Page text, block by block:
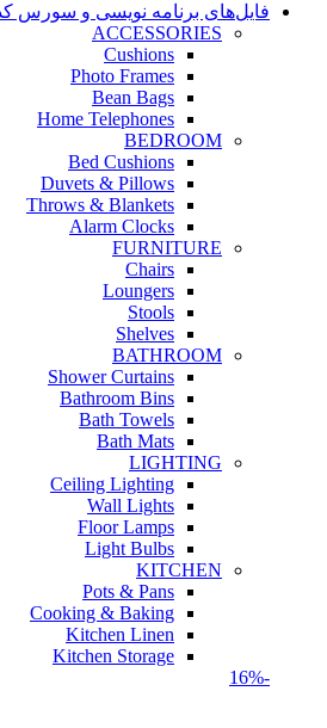
فایل‌های برنامه نویسی و سورس
ACCESSORIES
Cushions
Photo Frames
Bean Bags
Home Telephones
BEDROOM
Bed Cushions
Duvets & Pillows
Throws & Blankets
Alarm Clocks
FURNITURE
Chairs
Loungers
Stools
Shelves
BATHROOM
Shower Curtains
Bathroom Bins
Bath Towels
Bath Mats
LIGHTING
Ceiling Lighting
Wall Lights
Floor Lamps
Light Bulbs
KITCHEN
Pots & Pans
Cooking & Baking
Kitchen Linen
Kitchen Storage
-16%